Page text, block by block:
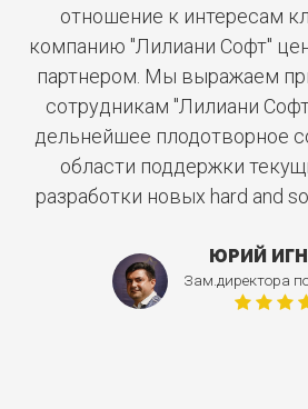
отношение к интересам
компанию "Лилиани Софт"
партнером. Мы выражаем
сотрудникам "Лилиани
дельнейшее плодотворное
области поддержки
разработки новых hard and
ЮРИЙ
Зам.директора